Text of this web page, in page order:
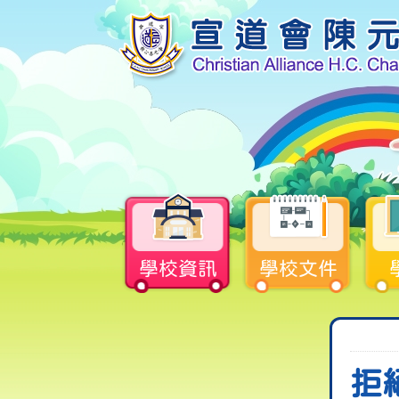
學校資訊 學校文件
拒